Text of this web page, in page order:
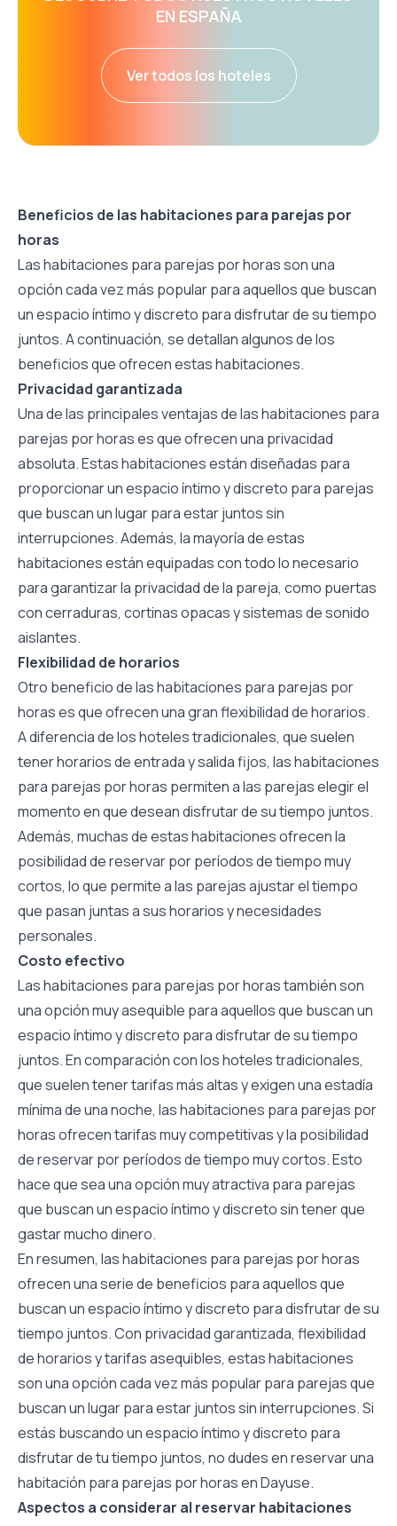
EN ESPAÑA
Ver todos los hoteles
Beneficios de las habitaciones para parejas por
horas
Las habitaciones para parejas por horas son una
opción cada vez más popular para aquellos que buscan
un espacio íntimo y discreto para disfrutar de su tiempo
juntos. A continuación, se detallan algunos de los
beneficios que ofrecen estas habitaciones.
Privacidad garantizada
Una de las principales ventajas de las habitaciones para
parejas por horas es que ofrecen una privacidad
absoluta. Estas habitaciones están diseñadas para
proporcionar un espacio íntimo y discreto para parejas
que buscan un lugar para estar juntos sin
interrupciones. Además, la mayoría de estas
habitaciones están equipadas con todo lo necesario
para garantizar la privacidad de la pareja, como puertas
con cerraduras, cortinas opacas y sistemas de sonido
aislantes.
Flexibilidad de horarios
Otro beneficio de las habitaciones para parejas por
horas es que ofrecen una gran flexibilidad de horarios.
A diferencia de los hoteles tradicionales, que suelen
tener horarios de entrada y salida fijos, las habitaciones
para parejas por horas permiten a las parejas elegir el
momento en que desean disfrutar de su tiempo juntos.
Además, muchas de estas habitaciones ofrecen la
posibilidad de reservar por períodos de tiempo muy
cortos, lo que permite a las parejas ajustar el tiempo
que pasan juntas a sus horarios y necesidades
personales.
Costo efectivo
Las habitaciones para parejas por horas también son
una opción muy asequible para aquellos que buscan un
espacio íntimo y discreto para disfrutar de su tiempo
juntos. En comparación con los hoteles tradicionales,
que suelen tener tarifas más altas y exigen una estadía
mínima de una noche, las habitaciones para parejas por
horas ofrecen tarifas muy competitivas y la posibilidad
de reservar por períodos de tiempo muy cortos. Esto
hace que sea una opción muy atractiva para parejas
que buscan un espacio íntimo y discreto sin tener que
gastar mucho dinero.
En resumen, las habitaciones para parejas por horas
ofrecen una serie de beneficios para aquellos que
buscan un espacio íntimo y discreto para disfrutar de su
tiempo juntos. Con privacidad garantizada, flexibilidad
de horarios y tarifas asequibles, estas habitaciones
son una opción cada vez más popular para parejas que
buscan un lugar para estar juntos sin interrupciones. Si
estás buscando un espacio íntimo y discreto para
disfrutar de tu tiempo juntos, no dudes en reservar una
habitación para parejas por horas en Dayuse.
Aspectos a considerar al reservar habitaciones